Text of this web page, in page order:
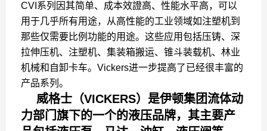
CVI系列因其简单、成本效證高、性能水平高，可以
用于几乎所有用途，从高性能的工业领域如注塑机到
那些仅需要比例功能的用途。这些应用包括压铸、深
拉伸压机、注塑机、集装箱搬运、锥斗装载机、林业
机械和自卸卡车。Vickers进一步提高了已经很丰富的
产品系列。
威格士（VICKERS）是伊顿集团流体动
力部门旗下的一个的液压品牌，其主要产